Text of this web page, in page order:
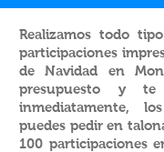
Realizamos todo
participaciones
de Navidad en
presupuesto y te
inmediatamente,
puedes pedir en
100 participaciones